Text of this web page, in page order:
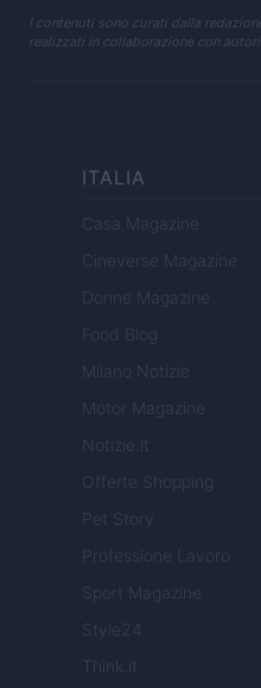
I contenuti sono curati dalla
realizzati in collaborazione con
ITALIA
Casa Magazine
Cineverse Magazine
Donne Magazine
Food Blog
Milano Notizie
Motor Magazine
Notizie.it
Offerte Shopping
Pet Story
Professione Lavoro
Sport Magazine
Style24
Think.it